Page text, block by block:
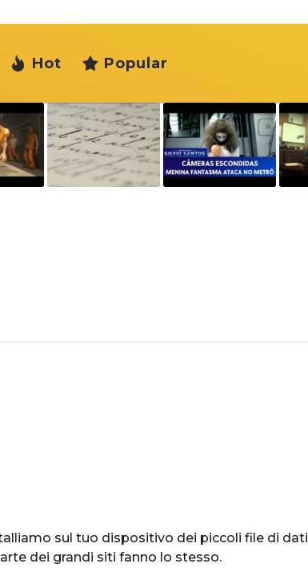
Hot Popular
sul tuo dispositivo dei piccoli file di dati
dei grandi siti fanno lo stesso.